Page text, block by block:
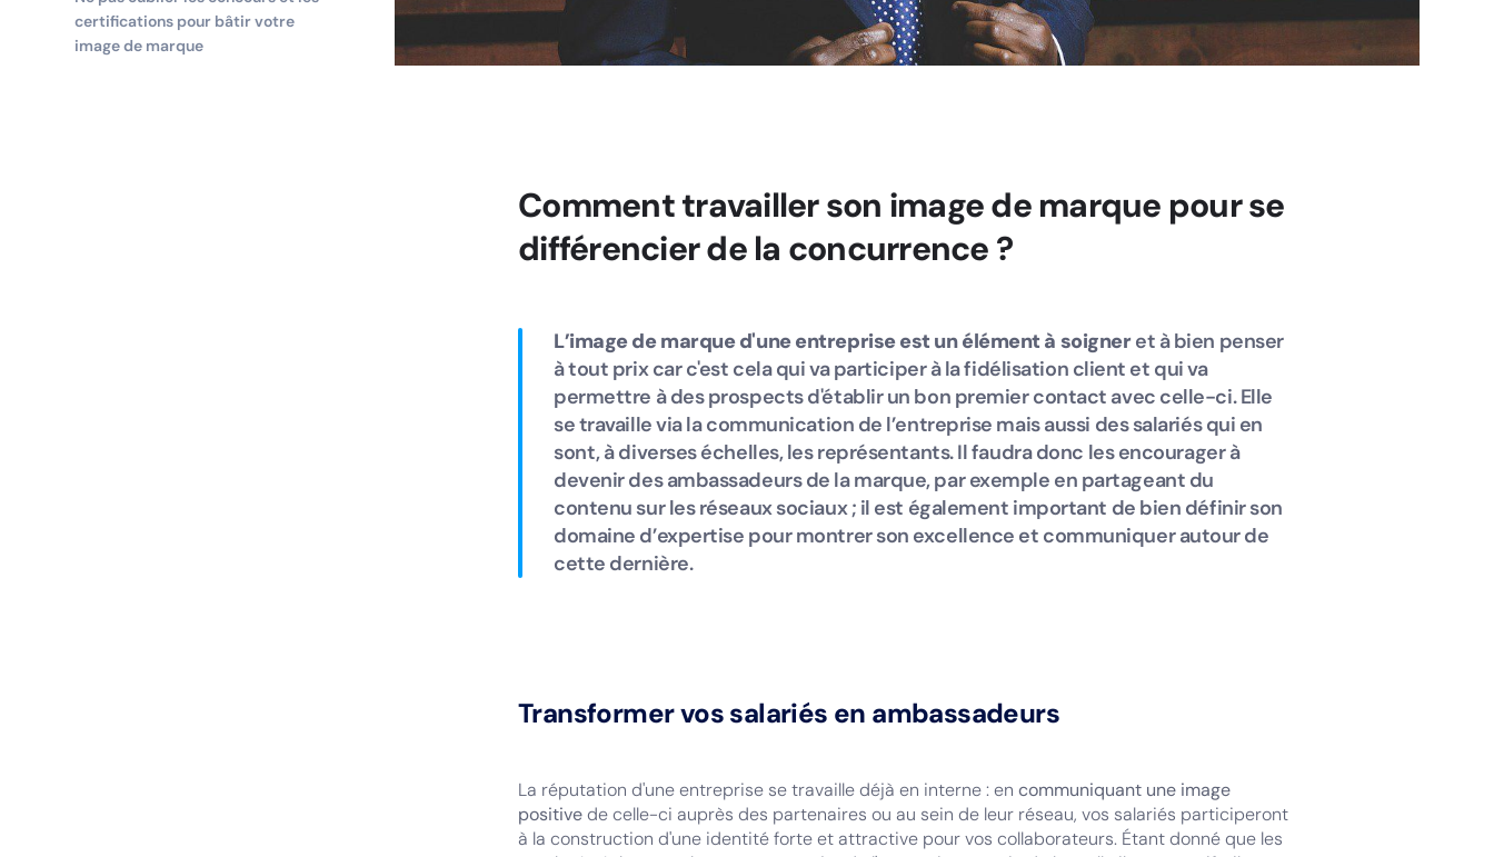
certifications pour bâtir votre
image de marque
Comment travailler son image de marque pour se
différencier de la concurrence ?
L’image de marque d'une entreprise est un élément à soigneret à bien penser
à tout prix car c'est cela qui va participer à la fidélisation client et qui va
permettre à des prospects d'établir un bon premier contact avec celle-ci. Elle
se travaille via la communication de l’entreprise mais aussi des salariés qui en
sont, à diverses échelles, les représentants. Il faudra donc les encourager à
devenir des ambassadeurs de la marque, par exemple en partageant du
contenu sur les réseaux sociaux ; il est également important de bien définir son
domaine d’expertise pour montrer son excellence et communiquer autour de
cette dernière.
Transformer vos salariés en ambassadeurs
La réputation d'une entreprise se travaille déjà en interne : en communiquant une image
positivede celle-ci auprès des partenaires ou au sein de leur réseau, vos salariés participeront
à la construction d'une identité forte et attractive pour vos collaborateurs. Étant donné que les